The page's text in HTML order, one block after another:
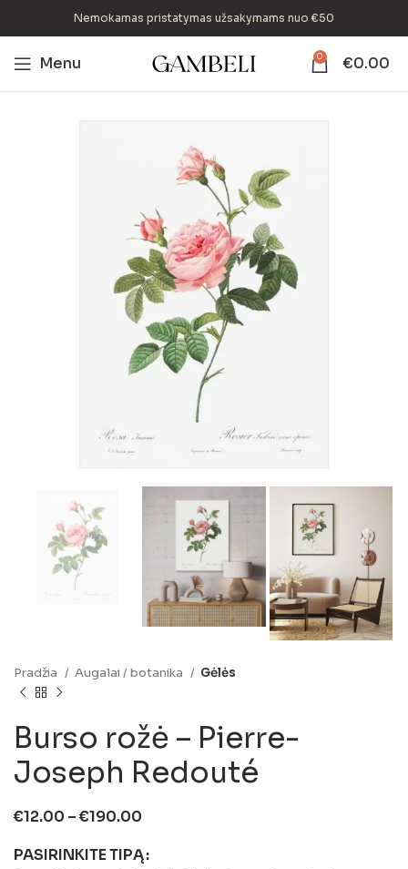
Nemokamas pristatymas užsakymams nuo €50
Menu 0 €0.00
Pradžia Augalai / botanika Gėlės
Burso rožė – Pierre-
Joseph Redouté
€12.00 –€190.00
PASIRINKITE TIPĄ